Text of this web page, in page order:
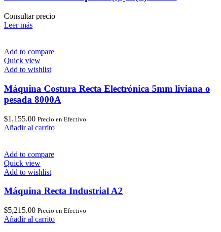
Consultar precio
Leer más
Add to compare
Quick view
Add to wishlist
Máquina Costura Recta Electrónica 5mm liviana o
pesada 8000A
$1,155.00 Precio en Efectivo
Añadir al carrito
Add to compare
Quick view
Add to wishlist
Máquina Recta Industrial A2
$5,215.00 Precio en Efectivo
Añadir al carrito